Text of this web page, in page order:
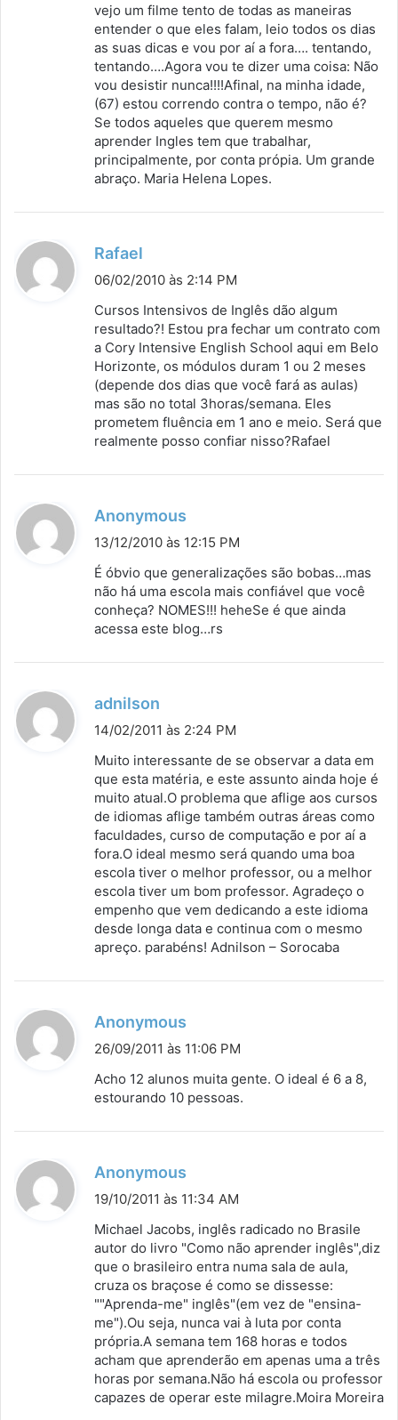
vejo um filme tento de todas as maneiras
entender o que eles falam, leio todos os dias
as suas dicas e vou por aí a fora…. tentando,
tentando….Agora vou te dizer uma coisa: Não
vou desistir nunca!!!!Afinal, na minha idade,
(67) estou correndo contra o tempo, não é?
Se todos aqueles que querem mesmo
aprender Ingles tem que trabalhar,
principalmente, por conta própia. Um grande
abraço. Maria Helena Lopes.
Rafael
i
s
e
:
06/02/2010 às 2:14 PM
Cursos Intensivos de Inglês dão algum
resultado?! Estou pra fechar um contrato com
a Cory Intensive English School aqui em Belo
Horizonte, os módulos duram 1 ou 2 meses
(depende dos dias que você fará as aulas)
mas são no total 3horas/semana. Eles
prometem fluência em 1 ano e meio. Será que
realmente posso confiar nisso?Rafael
Anonymous
i
s
e
:
13/12/2010 às 12:15 PM
É óbvio que generalizações são bobas…mas
não há uma escola mais confiável que você
conheça? NOMES!!! heheSe é que ainda
acessa este blog…rs
adnilson
i
s
e
:
14/02/2011 às 2:24 PM
Muito interessante de se observar a data em
que esta matéria, e este assunto ainda hoje é
muito atual.O problema que aflige aos cursos
de idiomas aflige também outras áreas como
faculdades, curso de computação e por aí a
fora.O ideal mesmo será quando uma boa
escola tiver o melhor professor, ou a melhor
escola tiver um bom professor. Agradeço o
empenho que vem dedicando a este idioma
desde longa data e continua com o mesmo
apreço. parabéns! Adnilson – Sorocaba
Anonymous
i
s
26/09/2011 às 11:06 PM
Acho 12 alunos muita gente. O ideal é 6 a 8,
estourando 10 pessoas.
Anonymous
i
s
e
:
19/10/2011 às 11:34 AM
Michael Jacobs, inglês radicado no Brasile
autor do livro "Como não aprender inglês",diz
que o brasileiro entra numa sala de aula,
cruza os braçose é como se dissesse:
""Aprenda-me" inglês"(em vez de "ensina-
me").Ou seja, nunca vai à luta por conta
própria.A semana tem 168 horas e todos
acham que aprenderão em apenas uma a três
horas por semana.Não há escola ou professor
capazes de operar este milagre.Moira Moreira